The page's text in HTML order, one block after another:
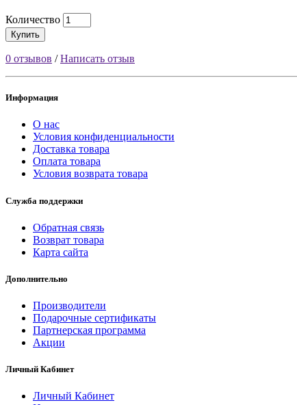
Количество
Купить
0 отзывов /Написать отзыв
Информация
О нас
Условия конфиденциальности
Доставка товара
Оплата товара
Условия возврата товара
Служба поддержки
Обратная связь
Возврат товара
Карта сайта
Дополнительно
Производители
Подарочные сертификаты
Партнерская программа
Акции
Личный Кабинет
Личный Кабинет